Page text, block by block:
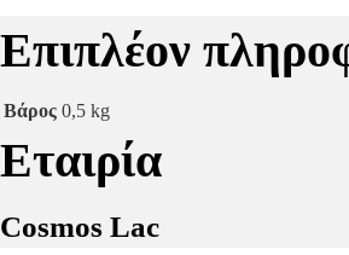
Επιπλέον
Βάρος 0,5 kg
Εταιρία
Cosmos Lac